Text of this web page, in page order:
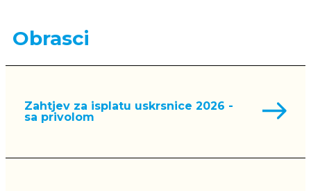
Obrasci
Zahtjev za isplatu uskrsnice 2026 -
sa privolom